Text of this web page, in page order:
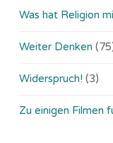
Was hat Religion
Weiter Denken
Widerspruch! (3)
Zu einigen Filmen